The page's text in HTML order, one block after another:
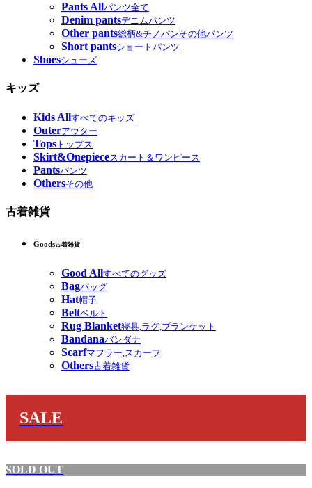
Pants Allパンツ全て
Denim pantsデニムパンツ
Other pants総柄&チノパンその他パンツ
Short pantsショートパンツ
Shoesシューズ
キッズ
Kids Allすべてのキッズ
Outerアウター
Tops トップス
Skirt&Onepieceスカート＆ワンピース
Pantsパンツ
Othersその他
古着雑貨
Goods古着雑貨
Good Allすべてのグッズ
Bagバッグ
Hat帽子
Beltベルト
Rug Blanket寝具,ラグ,ブランケット
Bandanaバンダナ
Scarfマフラー,スカーフ
Others古着雑貨
SALE
SOLD OUT